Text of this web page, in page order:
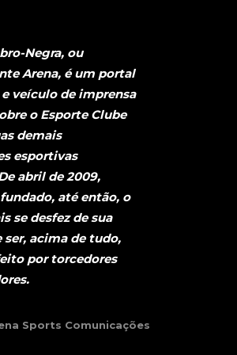
Negra, ou
Arena, é um portal
veículo de imprensa
o Esporte Clube
demais
esportivas
abril de 2009,
até então, o
se desfez de sua
ser, acima de tudo,
por torcedores
Sports Comunicações